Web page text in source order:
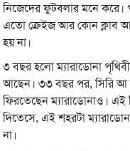
নিজেদের ফুটবলার মনে
এতো ক্রেইজ আর কোন ক্লাব
হয় না।
৩ বছর হলো ম্যারাডোনা
আছেন। ৩৩ বছর পর, সিরি আ
ফিরতেছেন ম্যারাডোনাও।
দিতেসে, এই শহরটা
না।